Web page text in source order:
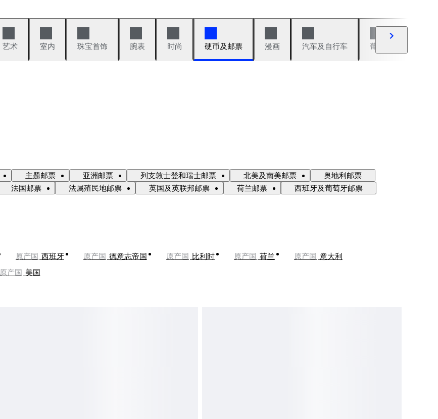
艺术
室内 珠宝首饰 腕表 时尚 硬币及邮票 漫画 汽车及自行车 葡萄酒及烈性酒
主题邮票 亚洲邮票 列支敦士登和瑞士邮票 北美及南美邮票
奥地利邮票
法国邮票 法属殖民地邮票 英国及英联邦邮票 荷兰邮票 西班牙及葡萄牙邮票
原产国 西班牙 原产国 德意志帝国 原产国 比利时 原产国 荷兰 原产国 意大利
原产国 美国